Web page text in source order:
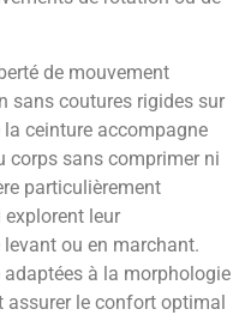
de mouvement
sans coutures rigides sur
ceinture accompagne
corps sans comprimer ni
particulièrement
leur
ou en marchant.
à la morphologie
assurer le confort optimal